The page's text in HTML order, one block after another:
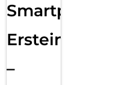
Smartphone
Ersteinrichtung
–